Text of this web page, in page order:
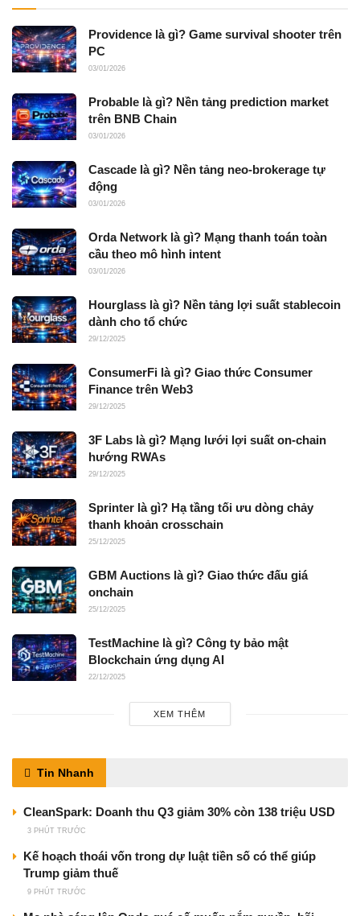
Providence là gì? Game survival shooter trên
PC
03/01/2026
Probable là gì? Nền tảng prediction market
trên BNB Chain
03/01/2026
Cascade là gì? Nền tảng neo-brokerage tự
động
03/01/2026
Orda Network là gì? Mạng thanh toán toàn
cầu theo mô hình intent
03/01/2026
Hourglass là gì? Nền tảng lợi suất stablecoin
dành cho tổ chức
29/12/2025
ConsumerFi là gì? Giao thức Consumer
Finance trên Web3
29/12/2025
3F Labs là gì? Mạng lưới lợi suất on-chain
hướng RWAs
29/12/2025
Sprinter là gì? Hạ tầng tối ưu dòng chảy
thanh khoản crosschain
25/12/2025
GBM Auctions là gì? Giao thức đấu giá
onchain
25/12/2025
TestMachine là gì? Công ty bảo mật
Blockchain ứng dụng AI
22/12/2025
XEM THÊM
Tin Nhanh
CleanSpark: Doanh thu Q3 giảm 30% còn 138 triệu USD
3 PHÚT TRƯỚC
Kế hoạch thoái vốn trong dự luật tiền số có thể giúp
Trump giảm thuế
9 PHÚT TRƯỚC